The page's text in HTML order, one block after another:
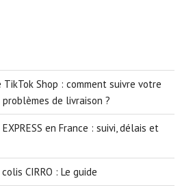
TikTok Shop : comment suivre votre
de livraison ?
en France : suivi, délais et
CIRRO : Le guide